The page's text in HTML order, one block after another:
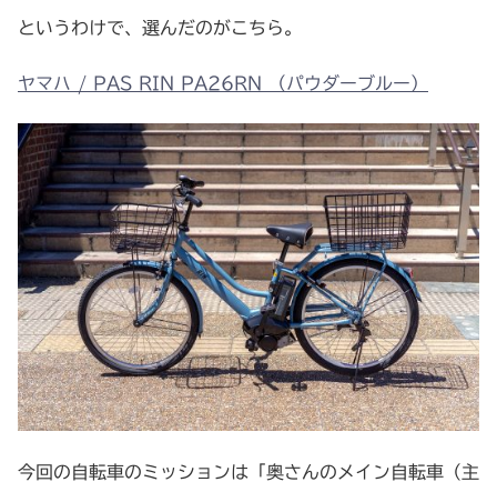
というわけで、選んだのがこちら。
ヤマハ / PAS RIN PA26RN （パウダーブルー）
今回の自転車のミッションは「奥さんのメイン自転車（主